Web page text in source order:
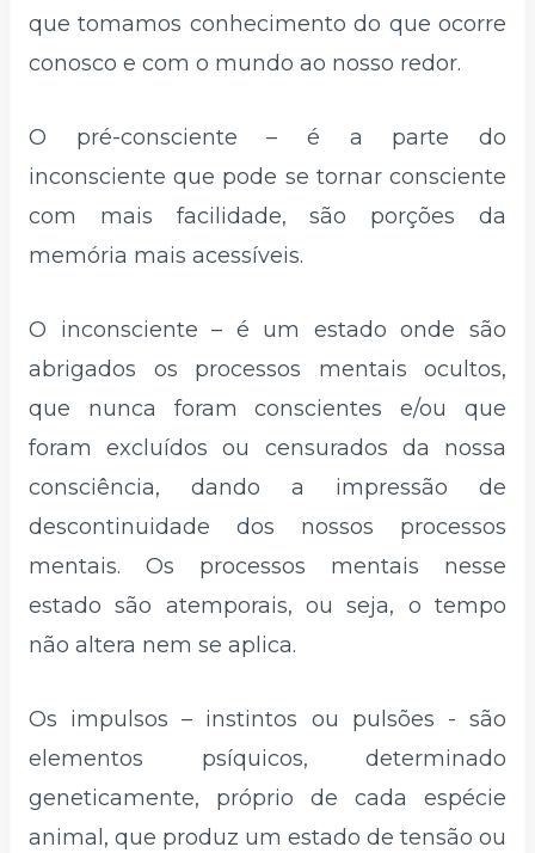
que tomamos conhecimento do que ocorre
conosco e com o mundo ao nosso redor.
O pré-consciente – é a parte do
inconsciente que pode se tornar consciente
com mais facilidade, são porções da
memória mais acessíveis.
O inconsciente – é um estado onde são
abrigados os processos mentais ocultos,
que nunca foram conscientes e/ou que
foram excluídos ou censurados da nossa
consciência, dando a impressão de
descontinuidade dos nossos processos
mentais. Os processos mentais nesse
estado são atemporais, ou seja, o tempo
não altera nem se aplica.
Os impulsos – instintos ou pulsões - são
elementos psíquicos, determinado
geneticamente, próprio de cada espécie
animal, que produz um estado de tensão ou